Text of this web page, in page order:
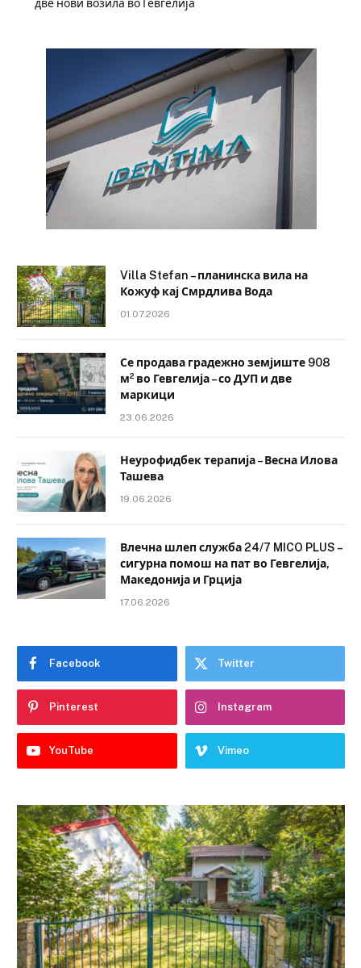
две нови возила во Гевгелија
Villa Stefan – планинска вила на
Кожуф кај Смрдлива Вода
01.07.2026
Се продава градежно земјиште 908
м² во Гевгелија – со ДУП и две
маркици
23.06.2026
Неурофидбек терапија – Весна Илова
Ташева
19.06.2026
Влечна шлеп служба 24/7 MICO PLUS –
сигурна помош на пат во Гевгелија,
Македонија и Грција
17.06.2026
Facebook Twitter
Pinterest Instagram
YouTube Vimeo